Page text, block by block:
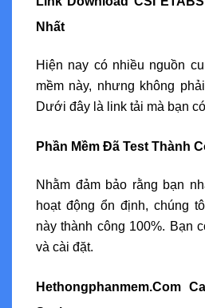
Nhất
Hiện nay có nhiều nguồn
mềm này, nhưng không
Dưới đây là link tải mà bạn
Phần Mềm Đã Test Thành
Nhằm đảm bảo rằng bạn
hoạt động ổn định, chúng
này thành công 100%. Bạn
và cài đặt.
Hethongphanmem.Com